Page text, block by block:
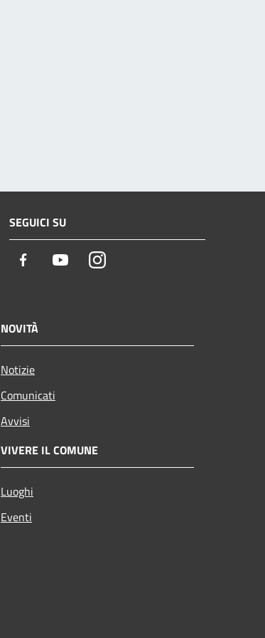
SEGUICI SU
Facebook YoutubeInstagram
NOVITÀ
Notizie
Comunicati
Avvisi
VIVERE IL COMUNE
Luoghi
Eventi